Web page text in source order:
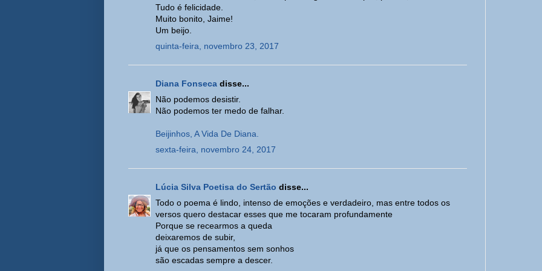
Tudo é felicidade.
Muito bonito, Jaime!
Um beijo.
quinta-feira, novembro 23, 2017
Diana Fonseca disse...
Não podemos desistir.
Não podemos ter medo de falhar.
Beijinhos, A Vida De Diana.
sexta-feira, novembro 24, 2017
Lúcia Silva Poetisa do Sertão disse...
Todo o poema é lindo, intenso de emoções e verdadeiro, mas entre todos os
versos quero destacar esses que me tocaram profundamente
Porque se recearmos a queda
deixaremos de subir,
já que os pensamentos sem sonhos
são escadas sempre a descer.